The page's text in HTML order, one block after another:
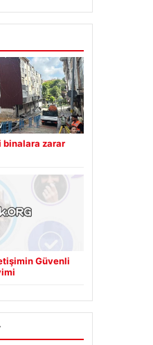
binalara zarar
Güvenli